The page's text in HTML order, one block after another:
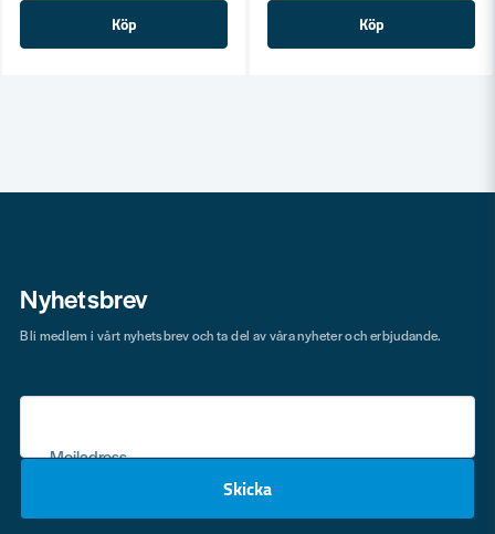
Köp Köp
Nyhetsbrev
Mejladress
Skicka
Bli medlem i vårt nyhetsbrev och ta del av våra nyheter och erbjudande.